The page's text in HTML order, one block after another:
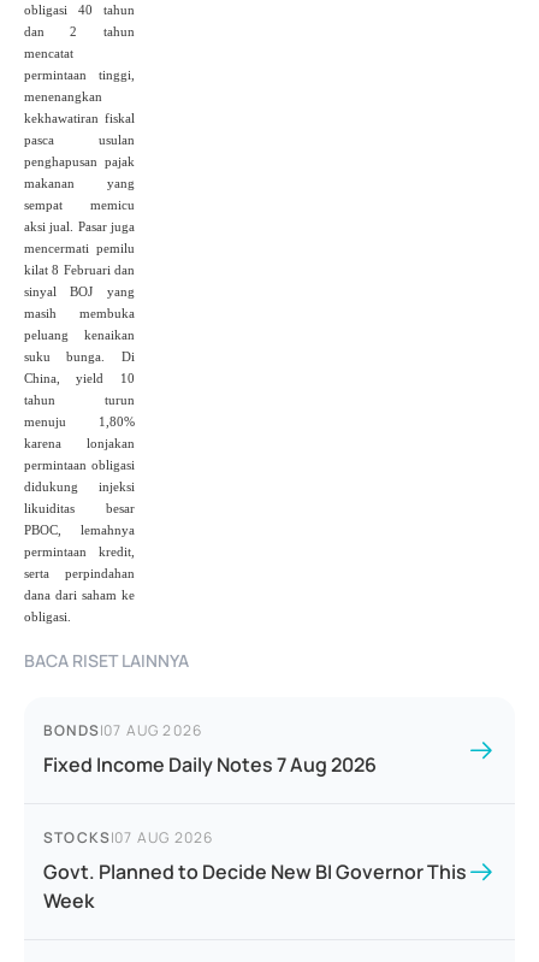
obligasi 40 tahun
dan 2 tahun
mencatat
permintaan tinggi,
menenangkan
kekhawatiran fiskal
pasca usulan
penghapusan pajak
makanan yang
sempat memicu
aksi jual. Pasar juga
mencermati pemilu
kilat 8 Februari dan
sinyal BOJ yang
masih membuka
peluang kenaikan
suku bunga. Di
China, yield 10
tahun turun
menuju 1,80%
karena lonjakan
permintaan obligasi
didukung injeksi
likuiditas besar
PBOC, lemahnya
permintaan kredit,
serta perpindahan
dana dari saham ke
obligasi.
BACA RISET LAINNYA
BONDS|07 AUG 2026
Fixed Income Daily Notes 7 Aug 2026
STOCKS|07 AUG 2026
Govt. Planned to Decide New BI Governor This
Week